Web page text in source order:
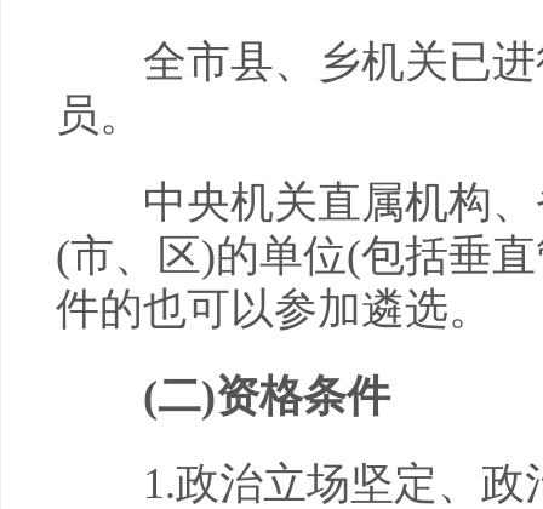
全市县、乡机关已进
员。
中央机关直属机构、
(市、区)的单位(包括垂
件的也可以参加遴选。
(二)资格条件
1.政治立场坚定、政